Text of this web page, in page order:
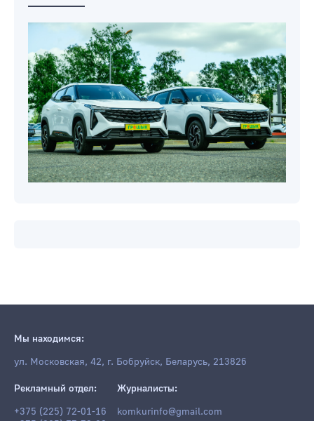
Мы находимся:
ул. Московская, 42, г. Бобруйск, Беларусь, 213826
Рекламный отдел:
+375 (225) 72-01-16
Журналисты:
komkurinfo@gmail.com